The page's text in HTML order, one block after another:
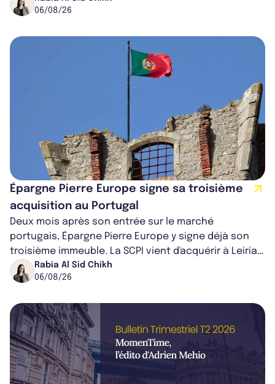
06/08/26
Épargne Pierre Europe signe sa troisième
acquisition au Portugal
Deux mois après son entrée sur le marché
portugais, Épargne Pierre Europe y signe déjà son
troisième immeuble. La SCPI vient d'acquérir à Leiria,
dans le centre du pays, un établis...
Rabia Al Sid Chikh
06/08/26